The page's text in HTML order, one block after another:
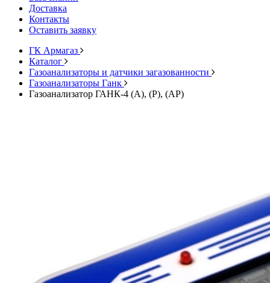
Доставка
Контакты
Оставить заявку
ГК Армагаз
Каталог
Газоанализаторы и датчики загазованности
Газоанализаторы Ганк
Газоанализатор ГАНК-4 (А), (Р), (АР)